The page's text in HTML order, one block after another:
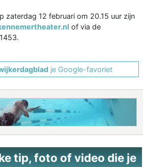
zaterdag 12 februari om 20.15 uur zijn
of via de
je Google-favoriet
tip, foto of video die je